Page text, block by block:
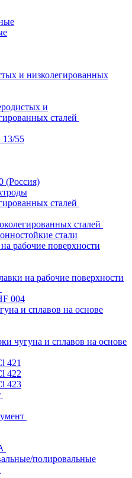
и низколегированных
и
сталей
55
(Россия)
сталей
сталей
стали
рабочие поверхности
на рабочие поверхности
004
и сплавов на основе
чугуна и сплавов на основе
421
422
423
полировальные